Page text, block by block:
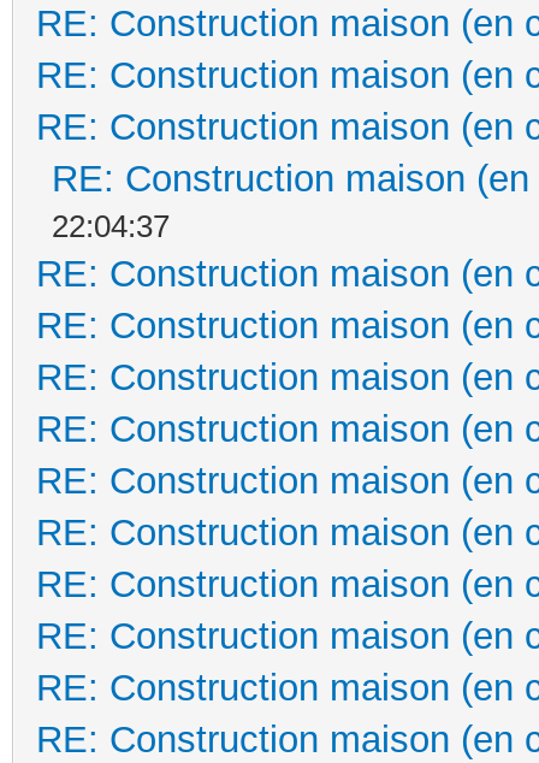
RE: Construction maison (en
RE: Construction maison (en
RE: Construction maison (en
RE: Construction maison
22:04:37
RE: Construction maison (en
RE: Construction maison (en
RE: Construction maison (en
RE: Construction maison (en
RE: Construction maison (en
RE: Construction maison (en
RE: Construction maison (en
RE: Construction maison (en
RE: Construction maison (en
RE: Construction maison (en